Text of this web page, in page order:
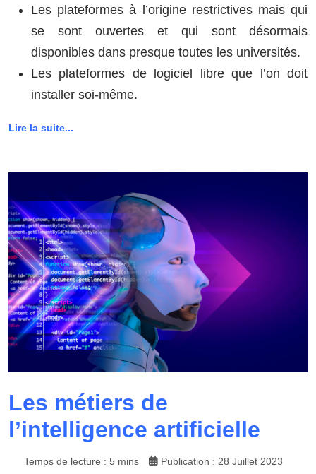
Les plateformes à l’origine restrictives mais qui
se sont ouvertes et qui sont désormais
disponibles dans presque toutes les universités.
Les plateformes de logiciel libre que l’on doit
installer soi-même.
Lire la suite...
Les métiers de
l’intelligence artificielle
Temps de lecture : 5 mins Publication : 28 Juillet 2023